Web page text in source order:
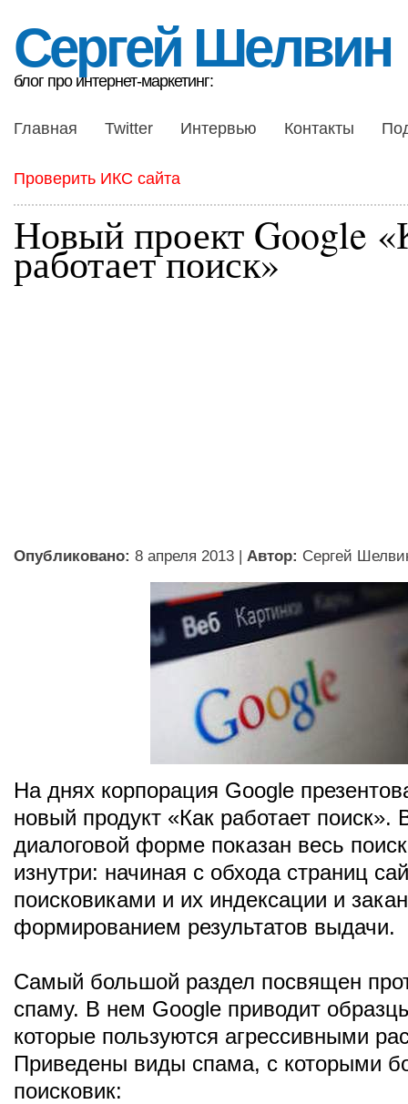
Сергей Шелвин
блог про интернет-маркетинг:
Главная Twitter Интервью Контакты
Проверить ИКС сайта
Новый проект Google
работает поиск»
Опубликовано: 8 апреля 2013 | Автор: Сергей
На днях корпорация Google
новый продукт «Как работает поиск».
диалоговой форме показан весь
изнутри: начиная с обхода страниц
поисковиками и их индексации и
формированием результатов выдачи.
Самый большой раздел посвящен
спаму. В нем Google приводит
которые пользуются агрессивными
Приведены виды спама, с которыми
поисковик: